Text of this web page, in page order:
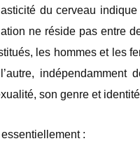
du cerveau
ne réside pas entre
les hommes et les
indépendamment
son genre et
: